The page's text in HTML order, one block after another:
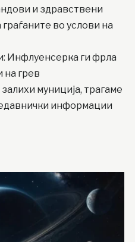
и здравствени
во услови на
Инфлуенсерка ги фрла
на грев
муниција, трагаме
информации